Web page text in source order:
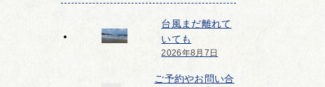
台風まだ離れて
いても
2026年8月7日
ご予約やお問い合